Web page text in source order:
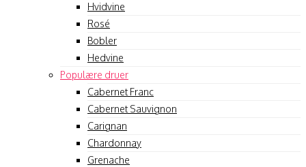
Hvidvine
Rosé
Bobler
Hedvine
Populære druer
Cabernet Franc
Cabernet Sauvignon
Carignan
Chardonnay
Grenache